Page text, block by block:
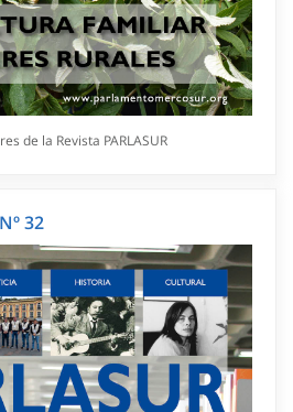
de la Revista PARLASUR
32